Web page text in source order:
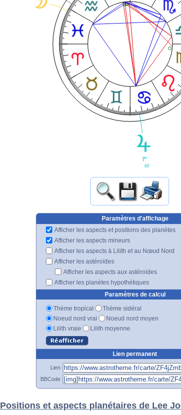
7°
46'
Paramètres d'affichage
Afficher les aspects et positions des planètes
Afficher les aspects mineurs
Afficher les aspects à Lilith et au Nœud Nord
Afficher les astéroïdes
Afficher les aspects aux astéroïdes
Afficher les planètes hypothétiques
Paramètres de calcul
Thème tropical
Thème sidéral
Noeud nord vrai
Noeud nord moyen
Lilith vraie
Lilith moyenne
Lien permanent
Lien
BBCode
Positions et aspects planétaires de Lee